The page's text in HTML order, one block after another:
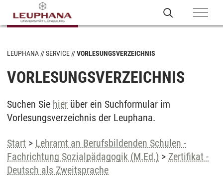
LEUPHANA SERVICE VORLESUNGSVERZEICHNIS
VORLESUNGSVERZEICHNIS
Suchen Sie hier über ein Suchformular im
Vorlesungsverzeichnis der Leuphana.
Start > Lehramt an Berufsbildenden Schulen -
Fachrichtung Sozialpädagogik (M.Ed.) > Zertifikat -
Deutsch als Zweitsprache